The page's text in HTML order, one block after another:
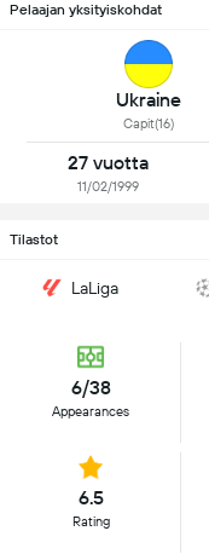
Pelaajan yksityiskohdat
Ukraine
Capit(16)
27 vuotta
11/02/1999
Tilastot
LaLiga
6/38
Appearances
6.5
Rating